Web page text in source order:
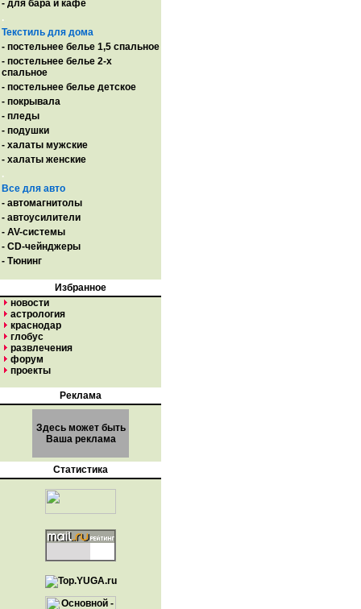
- для бара и кафе
.
Текстиль для дома
- постельнее белье 1,5 спальное
- постельнее белье 2-х
спальное
- постельнее белье детское
- покрывала
- пледы
- подушки
- халаты мужские
- халаты женские
.
Все для авто
- автомагнитолы
- автоусилители
- AV-системы
- CD-чейнджеры
- Тюнинг
Избранное
новости
астрология
краснодар
глобус
развлечения
форум
проекты
Реклама
Здесь может быть
Ваша реклама
Статистика